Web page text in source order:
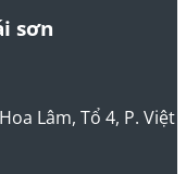
sơn
Lâm, Tổ 4, P. Việt